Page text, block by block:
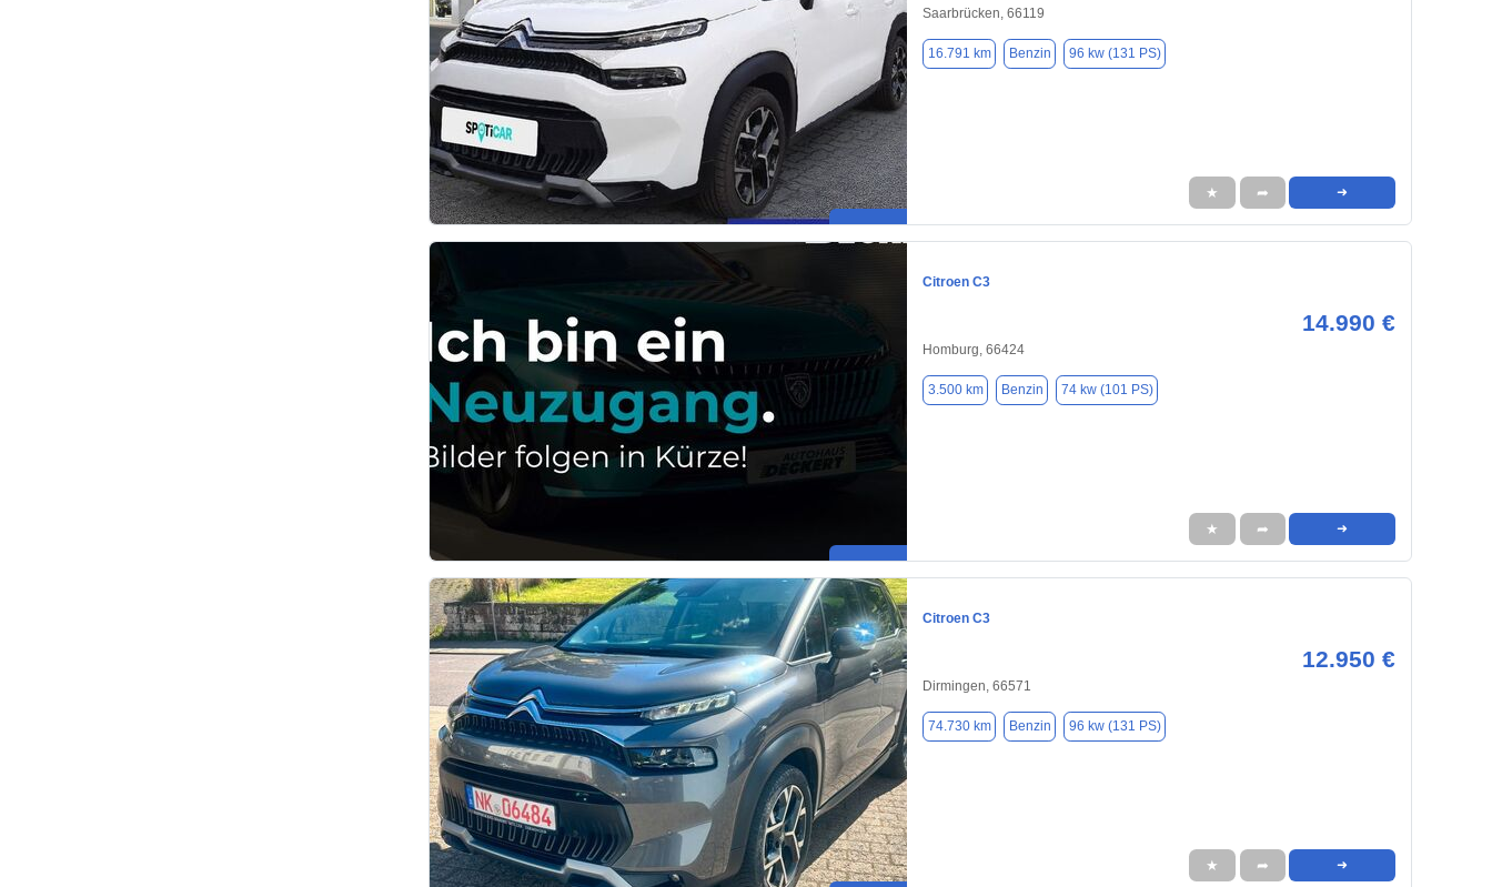
Saarbrücken, 66119
16.791 km Benzin 96 kw (131 PS)
★ ➦ ➜
Citroen C3
14.990 €
Homburg, 66424
3.500 km Benzin 74 kw (101 PS)
★ ➦ ➜
Citroen C3
12.950 €
Dirmingen, 66571
74.730 km Benzin 96 kw (131 PS)
★ ➦ ➜